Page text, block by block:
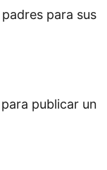
para sus
para publicar un